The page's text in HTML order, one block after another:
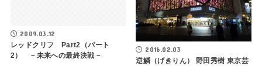
2009.03.12
レッドクリフ Part2（パート
2） －未来への最終決戦－
2016.02.03
逆鱗（げきりん） 野田秀樹 東京芸